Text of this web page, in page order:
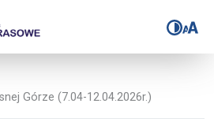
Jasnej Góry – W
Górze (7.04-12.04.2026r.)